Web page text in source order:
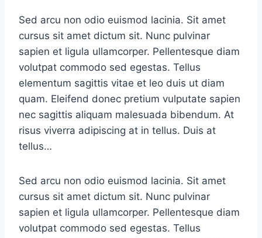
Sed arcu non odio euismod lacinia. Sit amet
cursus sit amet dictum sit. Nunc pulvinar
sapien et ligula ullamcorper. Pellentesque diam
volutpat commodo sed egestas. Tellus
elementum sagittis vitae et leo duis ut diam
quam. Eleifend donec pretium vulputate sapien
nec sagittis aliquam malesuada bibendum. At
risus viverra adipiscing at in tellus. Duis at
tellus…
Sed arcu non odio euismod lacinia. Sit amet
cursus sit amet dictum sit. Nunc pulvinar
sapien et ligula ullamcorper. Pellentesque diam
volutpat commodo sed egestas. Tellus